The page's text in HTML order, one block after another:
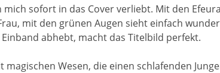
mich sofort in das Cover verliebt. Mit den
mit den grünen Augen sieht einfach
abhebt, macht das Titelbild perfekt.
Wesen, die einen schlafenden